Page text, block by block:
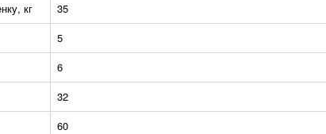
кг
35
5
6
32
60